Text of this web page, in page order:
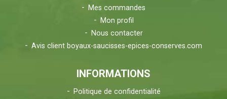
Mes commandes
Mon profil
Nous contacter
Avis client boyaux-saucisses-epices-conserves.com
INFORMATIONS
Politique de confidentialité